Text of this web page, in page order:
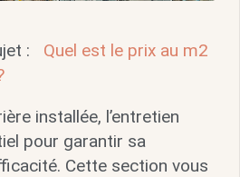
:
Quel est le prix au m2
installée, l’entretien
pour garantir sa
Cette section vous